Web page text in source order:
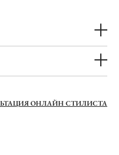
ОНЛАЙН СТИЛИСТА